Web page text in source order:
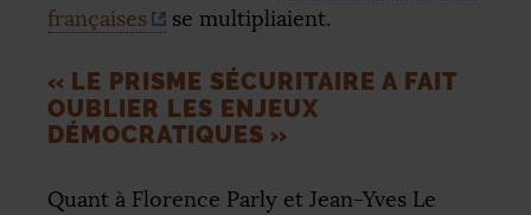
françaises
se multipliaient.
« LE PRISME SÉCURITAIRE A FAIT
OUBLIER LES ENJEUX
DÉMOCRATIQUES »
Quant à Florence Parly et Jean-Yves Le